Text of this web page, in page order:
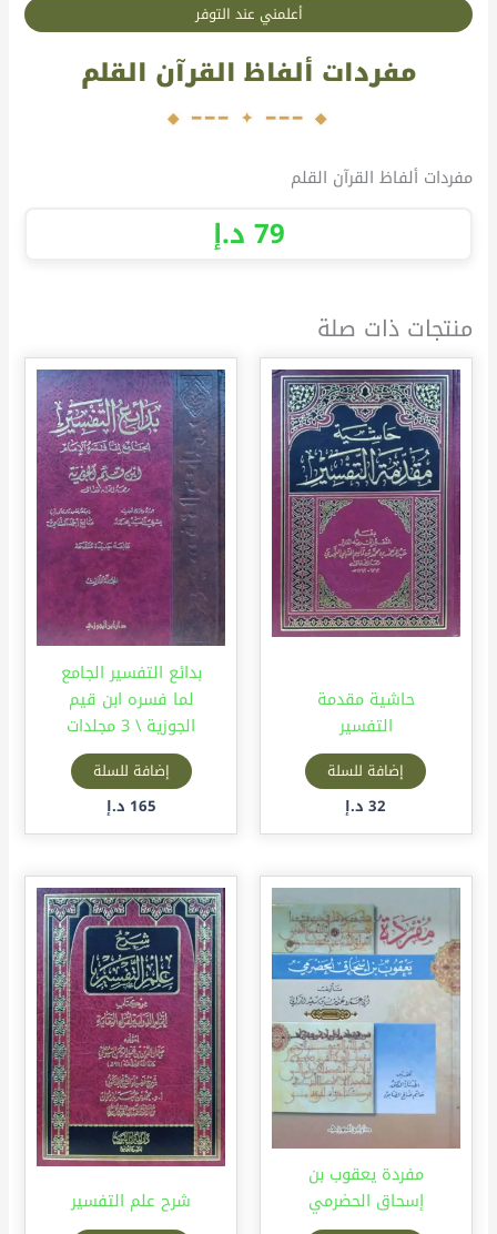
مفردات ألفاظ القرآن القلم
مفردات ألفاظ القرآن القلم
أعلمني عند التوفر
79د.إ
منتجات ذات صلة
حاشية مقدمة
التفسير
إضافة للسلة
32 د.إ
بدائع التفسير الجامع
لما فسره ابن قيم
الجوزية \ 3 مجلدات
إضافة للسلة
165 د.إ
مفردة يعقوب بن
إسحاق الحضرمي
شرح علم التفسير